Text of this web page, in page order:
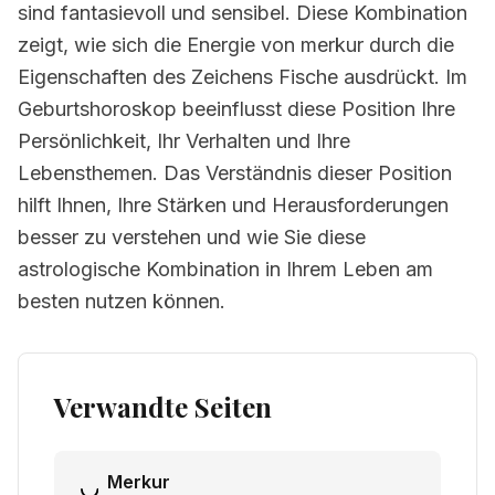
sind fantasievoll und sensibel. Diese Kombination
zeigt, wie sich die Energie von merkur durch die
Eigenschaften des Zeichens Fische ausdrückt. Im
Geburtshoroskop beeinflusst diese Position Ihre
Persönlichkeit, Ihr Verhalten und Ihre
Lebensthemen. Das Verständnis dieser Position
hilft Ihnen, Ihre Stärken und Herausforderungen
besser zu verstehen und wie Sie diese
astrologische Kombination in Ihrem Leben am
besten nutzen können.
Verwandte Seiten
Merkur